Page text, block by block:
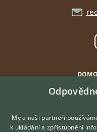
My a naši partneři
k ukládání a zpřístupnění